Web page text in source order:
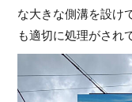
な大きな側溝を設け
も適切に処理がされ